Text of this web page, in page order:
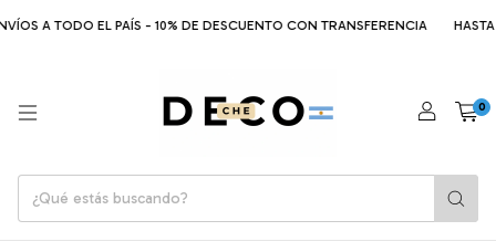
A TODO EL PAÍS - 10% DE DESCUENTO CON TRANSFERENCIA HASTA
0